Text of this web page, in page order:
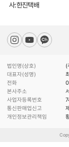
사:한진택배
법인명(상호)
(
대표자(성명)
전화
본사주소
사업자등록번호
통신판매업신고
개인정보관리책임